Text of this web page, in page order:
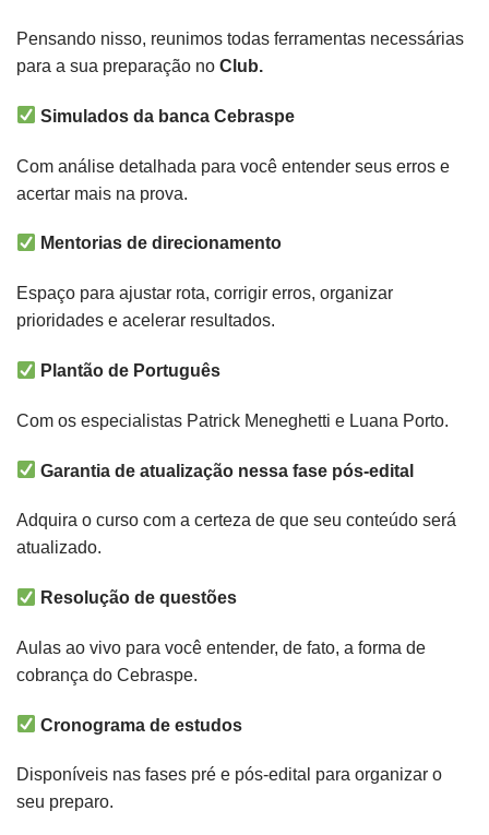
Pensando nisso, reunimos todas ferramentas necessárias
para a sua preparação no Club.
Simulados da banca Cebraspe
Com análise detalhada para você entender seus erros e
acertar mais na prova.
Mentorias de direcionamento
Espaço para ajustar rota, corrigir erros, organizar
prioridades e acelerar resultados.
Plantão de Português
Com os especialistas Patrick Meneghetti e Luana Porto.
Garantia de atualização nessa fase pós-edital
Adquira o curso com a certeza de que seu conteúdo será
atualizado.
Resolução de questões
Aulas ao vivo para você entender, de fato, a forma de
cobrança do Cebraspe.
Cronograma de estudos
Disponíveis nas fases pré e pós-edital para organizar o
seu preparo.